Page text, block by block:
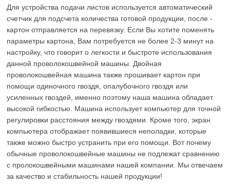
Для устройства подачи листов используется автоматический
счетчик для подсчета количества готовой продукции, после -
картон отправляется на перевязку. Если Вы хотите поменять
параметры картона, Вам потребуется не более 2-3 минут на
настройку, что говорит о легкости и быстроте использования
данной проволокошвейной машины. Двойная
проволокошвейная машина также прошивает картон при
помощи одиночного гвоздя, опалубочного гвоздя или
усиленных гвоздей, именно поэтому наша машина обладает
высокой гибкостью. Машина использует компьютер для точной
регулировки расстояния между гвоздями. Кроме того, экран
компьютера отображает появившиеся неполадки, которые
также можно быстро устранить при его помощи. Вот почему
обычные проволокошвейные машины не подлежат сравнению
с пролокошвейными машинами нашей компании. Мы отвечаем
за качество и стабильность нашей продукции!